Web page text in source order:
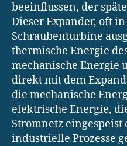
beeinflussen, der
Dieser Expander, oft
Schraubenturbine
thermische Energie
mechanische Energie
direkt mit dem
die mechanische
elektrische Energie,
Stromnetz
industrielle Prozesse